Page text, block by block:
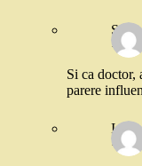
Stefi
17
Si ca doctor,
parere
Ioana
17